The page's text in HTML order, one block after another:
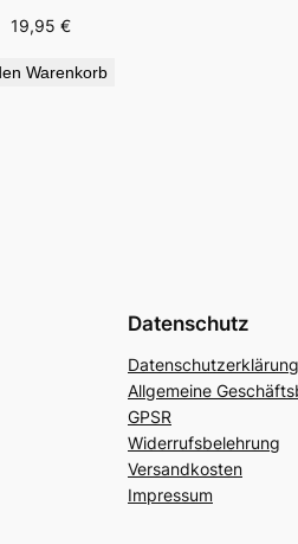
19,95 €
Warenkorb
Datenschutz
Datenschutzerklärung
Allgemeine
GPSR
Widerrufsbelehrung
Versandkosten
Impressum